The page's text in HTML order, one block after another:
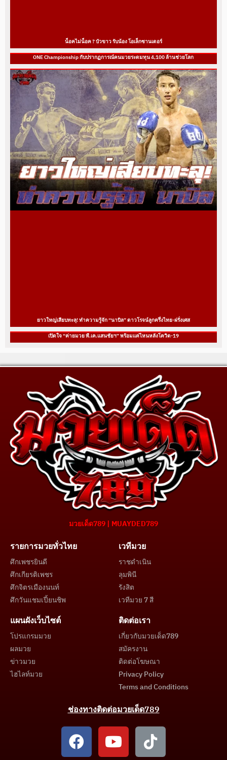
น็อคไม่น็อค ? บัวขาว รับน้อง โอเล็กซานเดอร์
ONE Championship กับปรากฏการณ์คนมวยระดมทุน 4,100 ล้านช่วยโลก
ยาวใหญ่เสียบทะลุ! ทำความรู้จัก “นาบิล” ดาวโรจน์ลูกครึ่งไทย-ฝรั่งเศส
เปิดใจ “ค่ายมวย พี.เค.แสนชัยฯ” พร้อมแค่ไหนหลังโควิด-19
มวยเด็ด789 | MUAYDED789
รายการมวยทั่วไทย
ศึกเพชรยินดี
ศึกเกียรติเพชร
ศึกจิตรเมืองนนท์
ศึกวันแชมเปี้ยนชิพ
เวทีมวย
ราชดำเนิน
ลุมพินี
รังสิต
เวทีมวย 7 สี
แผนผังเว็บไซต์
โปรแกรมมวย
ผลมวย
ข่าวมวย
ไฮไลท์มวย
ติดต่อเรา
เกี่ยวกับมวยเด็ด789
สมัครงาน
ติดต่อโฆษณา
Privacy Policy
Terms and Conditions
ช่องทางติดต่อมวยเด็ด789